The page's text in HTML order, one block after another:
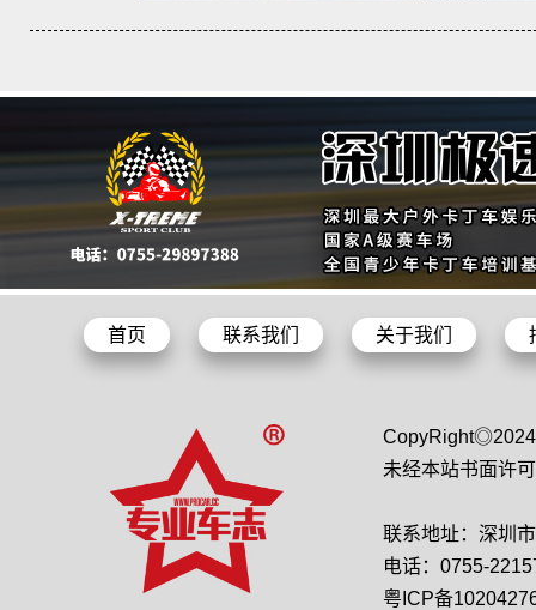
首页 联系我们 关于我们
未经本站书面许
联系地址：深圳
电话：0755-
粤ICP备